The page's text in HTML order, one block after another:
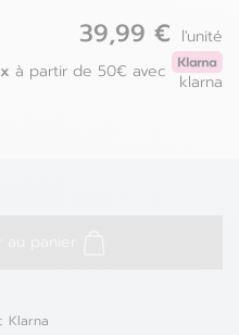
39,99 € l'unité
à partir de 50€ avec
klarna
Klarna